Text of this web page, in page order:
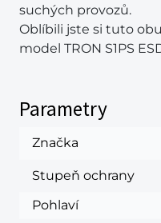
suchých provozů.
Oblíbili jste si tuto
model TRON S1PS
Parametry
Značka
Stupeň ochrany
Pohlaví